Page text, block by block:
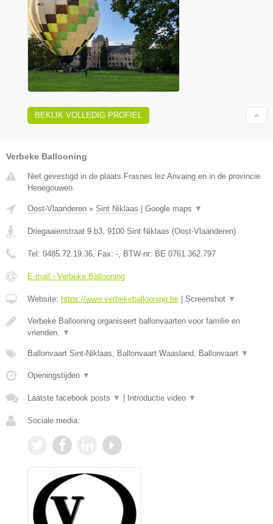
BEKIJK VOLLEDIG PROFIEL
Verbeke Ballooning
Niet gevestigd in de plaats Frasnes lez Anvaing en in de provincie
Henegouwen.
Oost-Vlaanderen » Sint Niklaas Google maps ▼
Driegaaienstraat 9 b3, 9100 Sint Niklaas (Oost-Vlaanderen)
Tel: 0485.72.19.36, Fax: -, BTW-nr: BE 0761.362.797
E-mail › Verbeke Ballooning
Website: https://www.verbekeballooning.be Screenshot ▼
Verbeke Ballooning organiseert ballonvaarten voor familie en
vrienden. ▼
Ballonvaart Sint-Niklaas, Ballonvaart Waasland, Ballonvaart ▼
Openingstijden ▼
Laatste facebook posts ▼ Introductie video ▼
Sociale media: